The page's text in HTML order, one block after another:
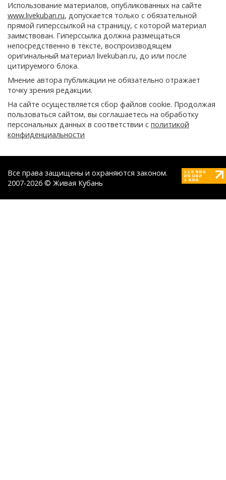
Использование материалов, опубликованных на сайте
www.livekuban.ru, допускается только с обязательной
прямой гиперссылкой на страницу, с которой материал
заимствован. Гиперссылка должна размещаться
непосредственно в тексте, воспроизводящем
оригинальный материал livekuban.ru, до или после
цитируемого блока.
Мнение автора публикации не обязательно отражает
точку зрения редакции.
На сайте осуществляется сбор файлов cookie. Продолжая
пользоваться сайтом, вы соглашаетесь на обработку
персональных данных в соответствии с политикой
конфиденциальности
Все права защищены и охраняются законом.
2007-2026 © Живая Кубань